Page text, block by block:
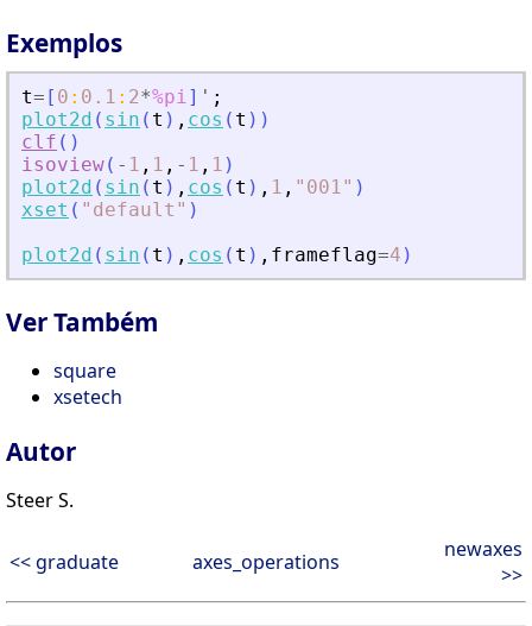
Exemplos
t= [ 0 : 0.1 : 2*%pi] ' ;
plot2d ( sin ( t ) , cos ( t ) )
clf ( )
isoview( - 1 , 1 , - 1 , 1 )
plot2d ( sin ( t ) , cos ( t ) , 1 , " 001" )
xset ( " default " )
plot2d ( sin ( t ) , cos ( t ) , frameflag=4 )
Ver Também
square
xsetech
Autor
Steer S.
<< graduate axes_operations
newaxes
>>